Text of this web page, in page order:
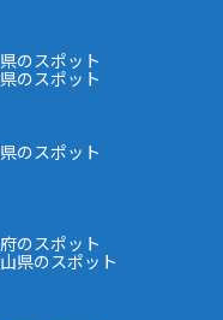
のスポット
のスポット
のスポット
のスポット
県のスポット